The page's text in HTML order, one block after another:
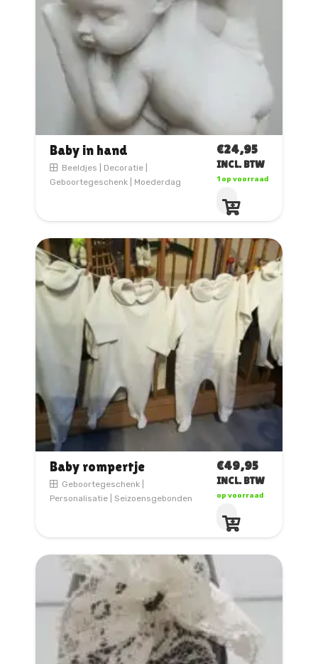
Baby in hand
Beeldjes Decoratie|
Geboortegeschenk
Moederdag
€24,95
INCL. BTW
1 op voorraad
Baby rompertje
Geboortegeschenk|
Personalisatie
Seizoensgebonden
€49,95
INCL. BTW
op voorraad
product
heeft
meerdere
variaties.
optie
kan
gekozen
worden